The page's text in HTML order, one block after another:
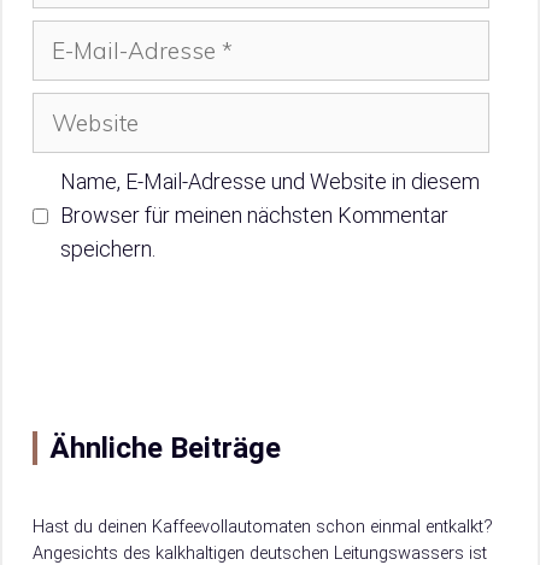
Name, E-Mail-Adresse und Website in diesem
Browser für meinen nächsten Kommentar
speichern.
Ähnliche Beiträge
Hast du deinen Kaffeevollautomaten schon einmal entkalkt?
Angesichts des kalkhaltigen deutschen Leitungswassers ist